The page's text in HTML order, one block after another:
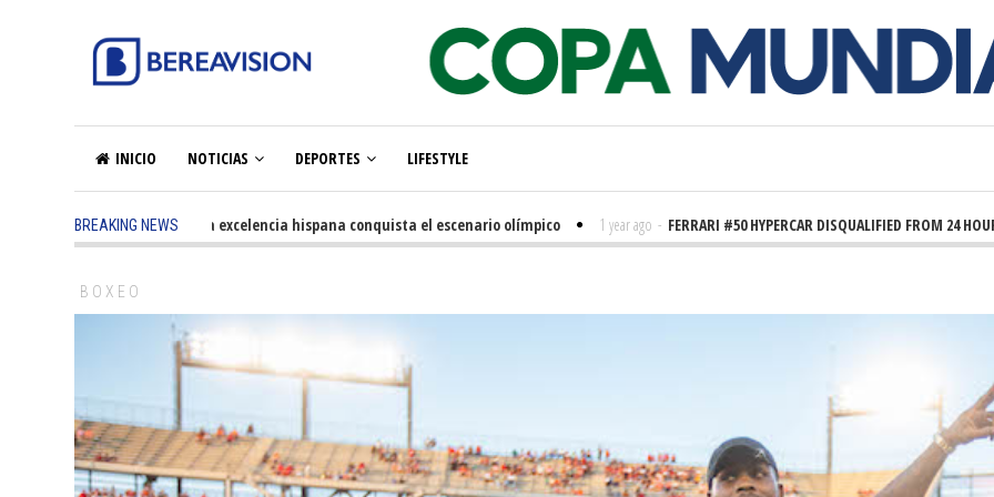
INICIO NOTICIAS DEPORTES LIFESTYLE
BREAKING NEWS
5 months ago - La excelencia hispana conquista el escenario olímpico 1 year ago - FERRARI #50 HYPERCAR DISQUALIFIED FROM 24 HOURS OF
BOXEO